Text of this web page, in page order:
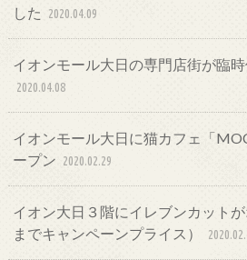
した
2020.04.09
イオンモール大日の専門店街が臨
2020.04.08
イオンモール大日に猫カフェ「
ープン 2020.02.29
イオン大日３階にイレブンカット
までキャンペーンプライス）